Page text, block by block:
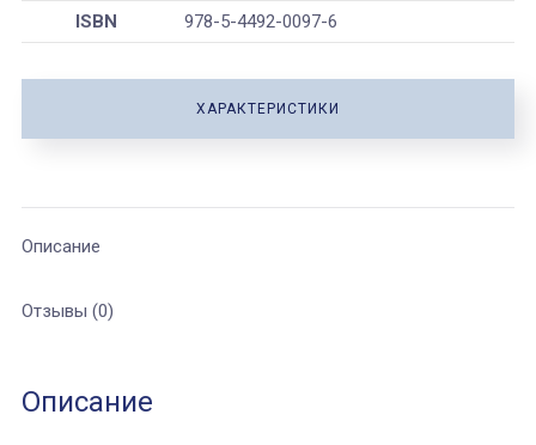
ISBN 978-5-4492-0097-6
ХАРАКТЕРИСТИКИ
Описание
Отзывы (0)
Описание